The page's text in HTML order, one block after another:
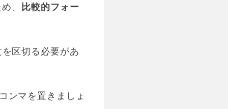
、 比較的フォー
区切る必要があ
ンマを置きましょ